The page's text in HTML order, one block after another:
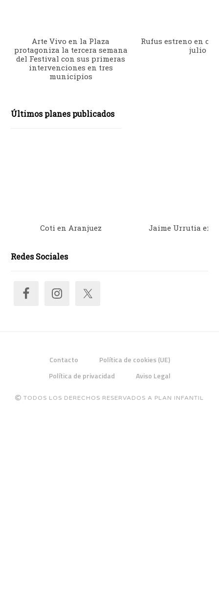
Arte Vivo en la Plaza
protagoniza la tercera semana
del Festival con sus primeras
intervenciones en tres
municipios
Rufus estreno en
julio
Últimos planes publicados
Coti en Aranjuez Jaime Urrutia en
Redes Sociales
Contacto
Política de cookies (UE)
Política de privacidad
Aviso Legal
TODOS LOS DERECHOS RESERVADOS A PLAN INFANTIL